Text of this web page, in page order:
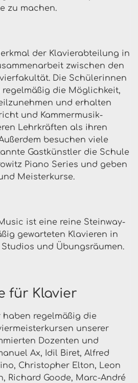
zu machen.
der Klavierabteilung in
zwischen den
Die Schülerinnen
die Möglichkeit,
und erhalten
und Kammermusik-
Lehrkräften als ihren
besuchen viele
Gastkünstler die Schule
Piano Series und geben
Meisterkurse.
ist eine reine Steinway-
gewarteten Klavieren in
und Übungsräumen.
für Klavier
haben regelmäßig die
unserer
Dozenten und
Ax, Idil Biret, Alfred
Christopher Elton, Leon
Richard Goode, Marc-André